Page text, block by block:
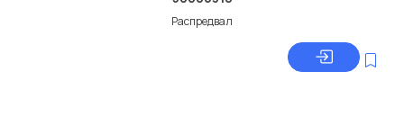
Распредвал